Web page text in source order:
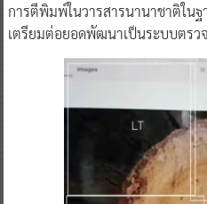
การตีพิมพ์ในวารสารนานาชาติใน
เตรียมต่อยอดพัฒนาเป็นระบบตรว